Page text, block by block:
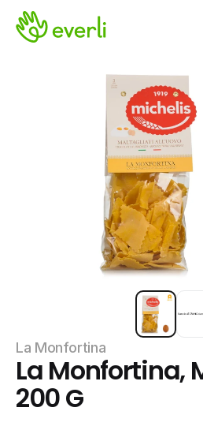
La Monfortina
La Monfortina,
200 G